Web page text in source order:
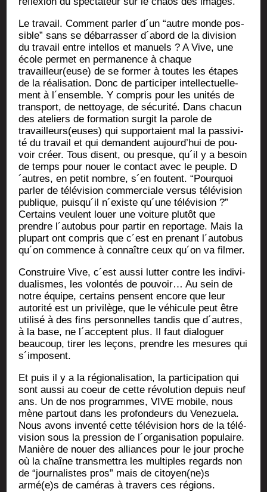
Le tra­vail. Com­ment par­ler d´un “autre monde pos­
sible” sans se débar­ras­ser d´abord de la divi­sion
du tra­vail entre intel­los et manuels ? A Vive, une
école per­met en per­ma­nence à chaque
travailleur(euse) de se for­mer à toutes les étapes
de la réa­li­sa­tion. Donc de par­ti­ci­per intel­lec­tuel­le­
ment à l´ensemble. Y com­pris pour les uni­tés de
trans­port, de net­toyage, de sécu­ri­té. Dans cha­cun
des ate­liers de for­ma­tion sur­git la parole de
travailleurs(euses) qui sup­por­taient mal la pas­si­vi­
té du tra­vail et qui demandent aujourd’hui de pou­
voir créer. Tous disent, ou presque, qu´il y a besoin
de temps pour nouer le contact avec le peuple. D
´autres, en petit nombre, s´en foutent. “Pour­quoi
par­ler de télé­vi­sion com­mer­ciale ver­sus télé­vi­sion
publique, puisqu´il n´existe qu´une télé­vi­sion ?”
Cer­tains veulent louer une voi­ture plu­tôt que
prendre l´autobus pour par­tir en repor­tage. Mais la
plu­part ont com­pris que c´est en pre­nant l´autobus
qu´on com­mence à connaître ceux qu´on va filmer.
Construire Vive, c´est aus­si lut­ter contre les indi­vi­
dua­lismes, les volon­tés de pou­voir… Au sein de
notre équipe, cer­tains pensent encore que leur
auto­ri­té est un pri­vi­lège, que le véhi­cule peut être
uti­li­sé à des fins per­son­nelles tan­dis que d´autres,
à la base, ne l´acceptent plus. Il faut dia­lo­guer
beau­coup, tirer les leçons, prendre les mesures qui
s´imposent.
Et puis il y a la régio­na­li­sa­tion, la par­ti­ci­pa­tion qui
sont aus­si au coeur de cette révo­lu­tion depuis neuf
ans. Un de nos pro­grammes, VIVE mobile, nous
mène par­tout dans les pro­fon­deurs du Vene­zue­la.
Nous avons inven­té cette télé­vi­sion hors de la télé­
vi­sion sous la pres­sion de l´organisation popu­laire.
Manière de nouer des alliances pour le jour proche
où la chaîne trans­met­tra les mul­tiples regards non
de “jour­na­listes pros” mais de citoyen(ne)s
armé(e)s de camé­ras à tra­vers ces régions.